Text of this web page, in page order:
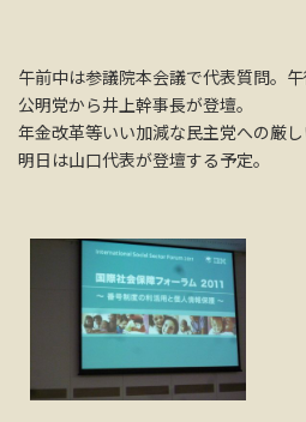
午前中は参議院本会議で代表質問。
公明党から井上幹事長が登壇。
年金改革等いい加減な民主党への厳し
明日は山口代表が登壇する予定。